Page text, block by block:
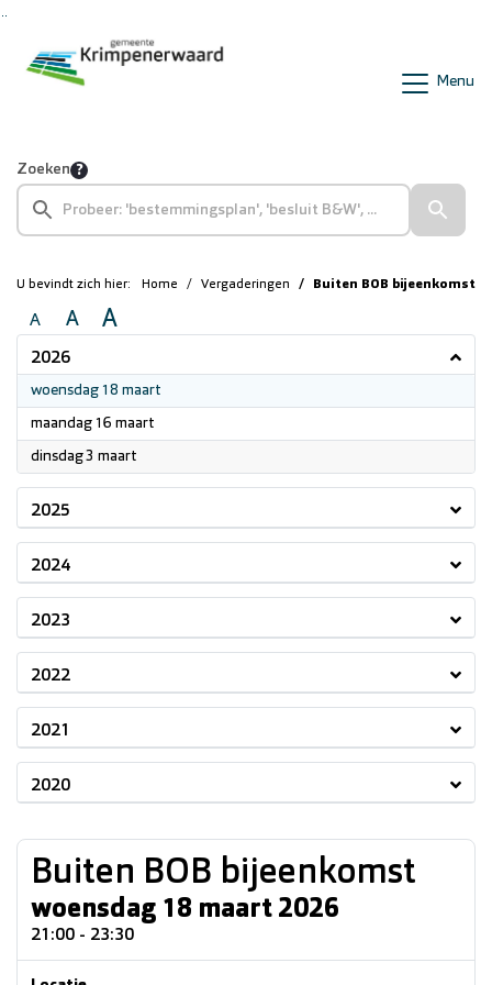
Menu
Zoeken
U bevindt zich hier: Home Vergaderingen Buiten BOB bijeenkomst
A A A
2026
woensdag 18 maart
maandag 16 maart
dinsdag 3 maart
2025
2024
2023
2022
2021
2020
Buiten BOB bijeenkomst
woensdag 18 maart 2026
21:00 - 23:30